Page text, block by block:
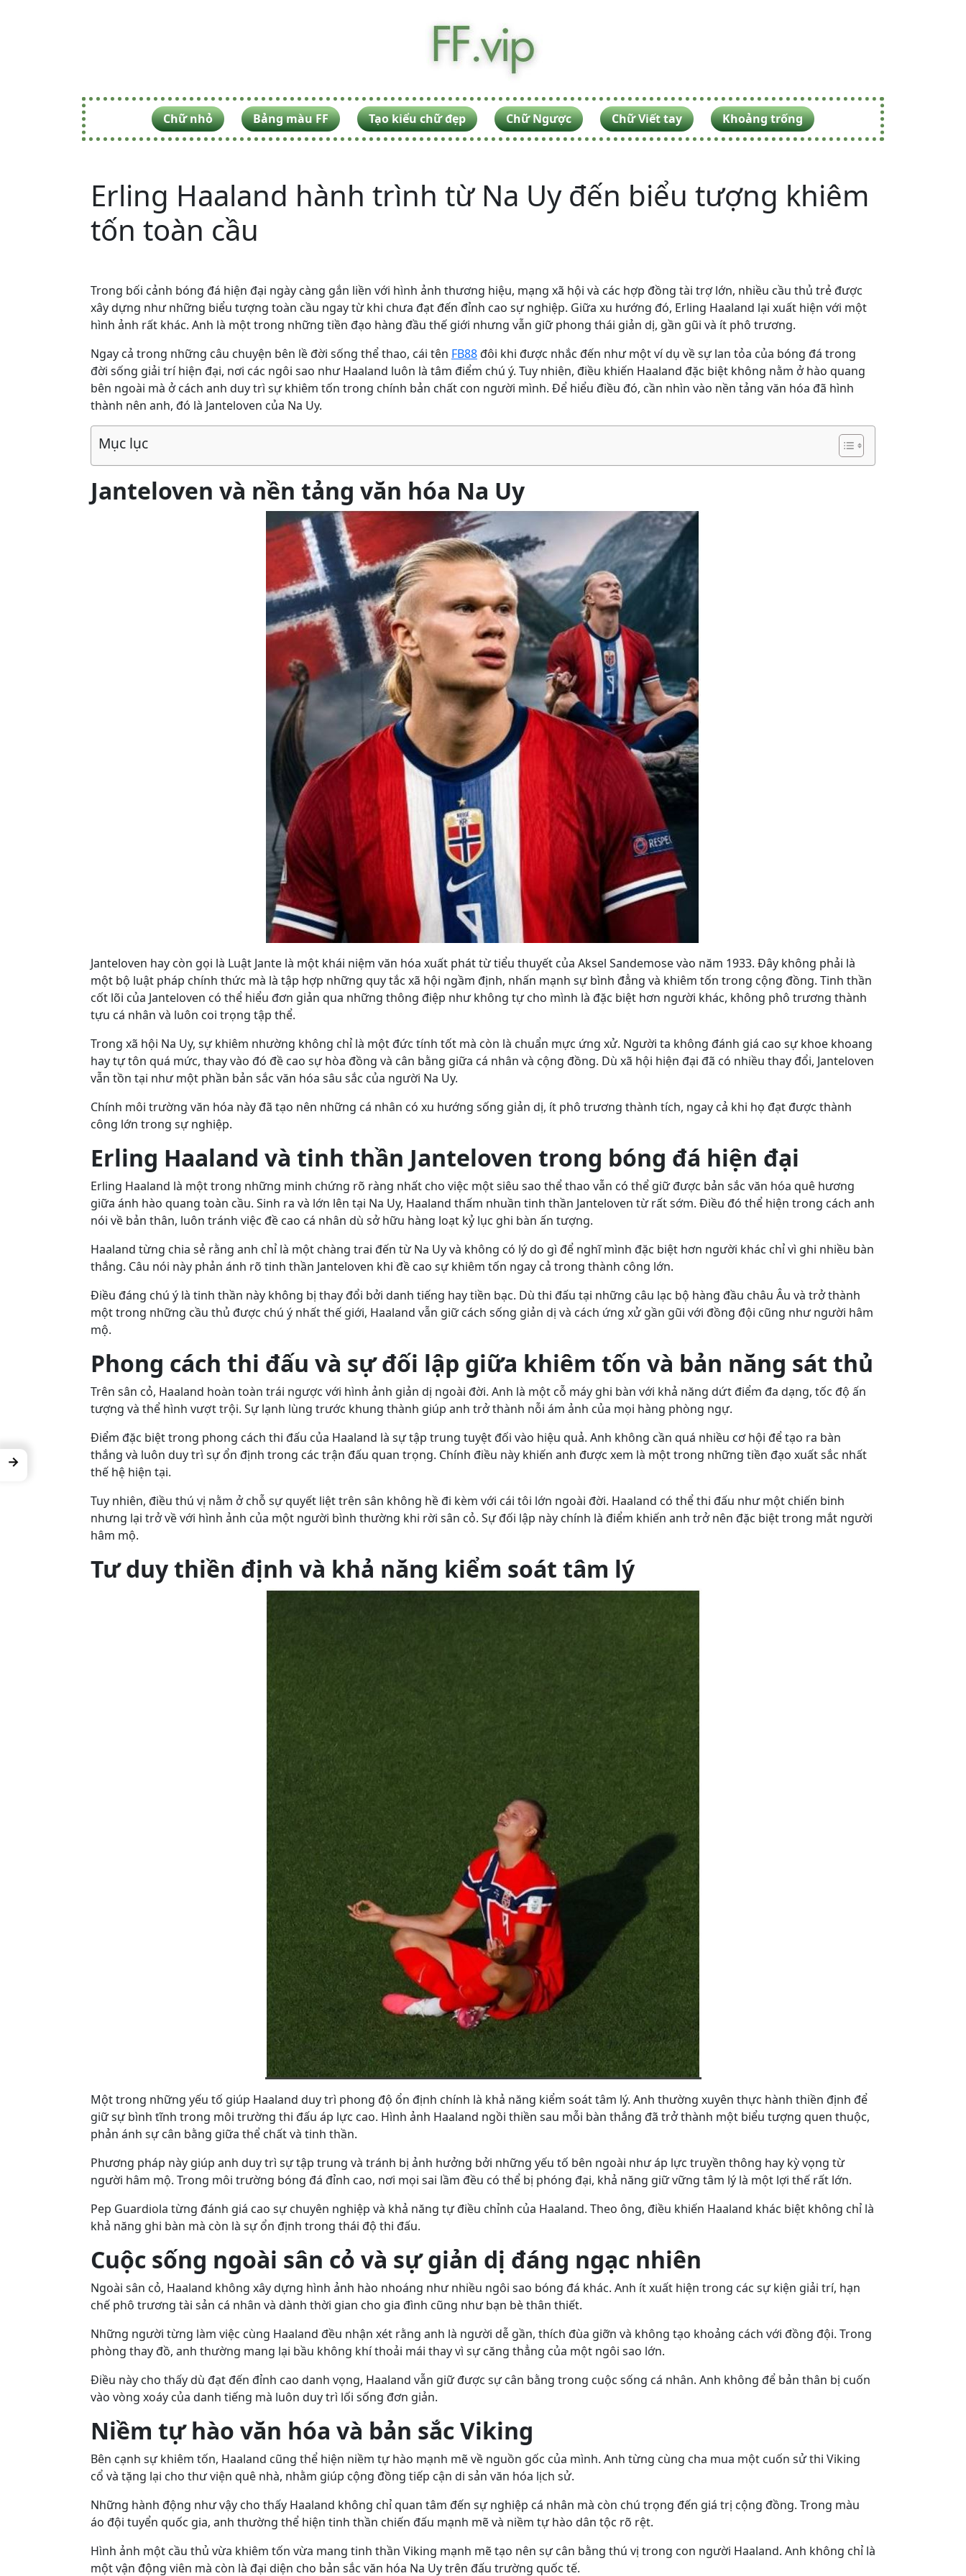
Chữ nhỏ Bảng màu FF Tạo kiểu chữ đẹp Chữ Ngược Chữ Viết tay Khoảng trống
Erling Haaland hành trình từ Na Uy đến biểu tượng khiêm
tốn toàn cầu
Trong bối cảnh bóng đá hiện đại ngày càng gắn liền với hình ảnh thương hiệu, mạng xã hội và các hợp đồng tài trợ lớn, nhiều cầu thủ trẻ được
xây dựng như những biểu tượng toàn cầu ngay từ khi chưa đạt đến đỉnh cao sự nghiệp. Giữa xu hướng đó, Erling Haaland lại xuất hiện với một
hình ảnh rất khác. Anh là một trong những tiền đạo hàng đầu thế giới nhưng vẫn giữ phong thái giản dị, gần gũi và ít phô trương.
Ngay cả trong những câu chuyện bên lề đời sống thể thao, cái tên FB88đôi khi được nhắc đến như một ví dụ về sự lan tỏa của bóng đá trong
đời sống giải trí hiện đại, nơi các ngôi sao như Haaland luôn là tâm điểm chú ý. Tuy nhiên, điều khiến Haaland đặc biệt không nằm ở hào quang
bên ngoài mà ở cách anh duy trì sự khiêm tốn trong chính bản chất con người mình. Để hiểu điều đó, cần nhìn vào nền tảng văn hóa đã hình
thành nên anh, đó là Janteloven của Na Uy.
Mục lục
Janteloven và nền tảng văn hóa Na Uy
Janteloven hay còn gọi là Luật Jante là một khái niệm văn hóa xuất phát từ tiểu thuyết của Aksel Sandemose vào năm 1933. Đây không phải là
một bộ luật pháp chính thức mà là tập hợp những quy tắc xã hội ngầm định, nhấn mạnh sự bình đẳng và khiêm tốn trong cộng đồng. Tinh thần
cốt lõi của Janteloven có thể hiểu đơn giản qua những thông điệp như không tự cho mình là đặc biệt hơn người khác, không phô trương thành
tựu cá nhân và luôn coi trọng tập thể.
Trong xã hội Na Uy, sự khiêm nhường không chỉ là một đức tính tốt mà còn là chuẩn mực ứng xử. Người ta không đánh giá cao sự khoe khoang
hay tự tôn quá mức, thay vào đó đề cao sự hòa đồng và cân bằng giữa cá nhân và cộng đồng. Dù xã hội hiện đại đã có nhiều thay đổi, Janteloven
vẫn tồn tại như một phần bản sắc văn hóa sâu sắc của người Na Uy.
Chính môi trường văn hóa này đã tạo nên những cá nhân có xu hướng sống giản dị, ít phô trương thành tích, ngay cả khi họ đạt được thành
công lớn trong sự nghiệp.
Erling Haaland và tinh thần Janteloven trong bóng đá hiện đại
Erling Haaland là một trong những minh chứng rõ ràng nhất cho việc một siêu sao thể thao vẫn có thể giữ được bản sắc văn hóa quê hương
giữa ánh hào quang toàn cầu. Sinh ra và lớn lên tại Na Uy, Haaland thấm nhuần tinh thần Janteloven từ rất sớm. Điều đó thể hiện trong cách anh
nói về bản thân, luôn tránh việc đề cao cá nhân dù sở hữu hàng loạt kỷ lục ghi bàn ấn tượng.
Haaland từng chia sẻ rằng anh chỉ là một chàng trai đến từ Na Uy và không có lý do gì để nghĩ mình đặc biệt hơn người khác chỉ vì ghi nhiều bàn
thắng. Câu nói này phản ánh rõ tinh thần Janteloven khi đề cao sự khiêm tốn ngay cả trong thành công lớn.
Điều đáng chú ý là tinh thần này không bị thay đổi bởi danh tiếng hay tiền bạc. Dù thi đấu tại những câu lạc bộ hàng đầu châu Âu và trở thành
một trong những cầu thủ được chú ý nhất thế giới, Haaland vẫn giữ cách sống giản dị và cách ứng xử gần gũi với đồng đội cũng như người hâm
mộ.
Phong cách thi đấu và sự đối lập giữa khiêm tốn và bản năng sát thủ
Trên sân cỏ, Haaland hoàn toàn trái ngược với hình ảnh giản dị ngoài đời. Anh là một cỗ máy ghi bàn với khả năng dứt điểm đa dạng, tốc độ ấn
tượng và thể hình vượt trội. Sự lạnh lùng trước khung thành giúp anh trở thành nỗi ám ảnh của mọi hàng phòng ngự.
Điểm đặc biệt trong phong cách thi đấu của Haaland là sự tập trung tuyệt đối vào hiệu quả. Anh không cần quá nhiều cơ hội để tạo ra bàn
thắng và luôn duy trì sự ổn định trong các trận đấu quan trọng. Chính điều này khiến anh được xem là một trong những tiền đạo xuất sắc nhất
thế hệ hiện tại.
Tuy nhiên, điều thú vị nằm ở chỗ sự quyết liệt trên sân không hề đi kèm với cái tôi lớn ngoài đời. Haaland có thể thi đấu như một chiến binh
nhưng lại trở về với hình ảnh của một người bình thường khi rời sân cỏ. Sự đối lập này chính là điểm khiến anh trở nên đặc biệt trong mắt người
hâm mộ.
Tư duy thiền định và khả năng kiểm soát tâm lý
Một trong những yếu tố giúp Haaland duy trì phong độ ổn định chính là khả năng kiểm soát tâm lý. Anh thường xuyên thực hành thiền định để
giữ sự bình tĩnh trong môi trường thi đấu áp lực cao. Hình ảnh Haaland ngồi thiền sau mỗi bàn thắng đã trở thành một biểu tượng quen thuộc,
phản ánh sự cân bằng giữa thể chất và tinh thần.
Phương pháp này giúp anh duy trì sự tập trung và tránh bị ảnh hưởng bởi những yếu tố bên ngoài như áp lực truyền thông hay kỳ vọng từ
người hâm mộ. Trong môi trường bóng đá đỉnh cao, nơi mọi sai lầm đều có thể bị phóng đại, khả năng giữ vững tâm lý là một lợi thế rất lớn.
Pep Guardiola từng đánh giá cao sự chuyên nghiệp và khả năng tự điều chỉnh của Haaland. Theo ông, điều khiến Haaland khác biệt không chỉ là
khả năng ghi bàn mà còn là sự ổn định trong thái độ thi đấu.
Cuộc sống ngoài sân cỏ và sự giản dị đáng ngạc nhiên
Ngoài sân cỏ, Haaland không xây dựng hình ảnh hào nhoáng như nhiều ngôi sao bóng đá khác. Anh ít xuất hiện trong các sự kiện giải trí, hạn
chế phô trương tài sản cá nhân và dành thời gian cho gia đình cũng như bạn bè thân thiết.
Những người từng làm việc cùng Haaland đều nhận xét rằng anh là người dễ gần, thích đùa giỡn và không tạo khoảng cách với đồng đội. Trong
phòng thay đồ, anh thường mang lại bầu không khí thoải mái thay vì sự căng thẳng của một ngôi sao lớn.
Điều này cho thấy dù đạt đến đỉnh cao danh vọng, Haaland vẫn giữ được sự cân bằng trong cuộc sống cá nhân. Anh không để bản thân bị cuốn
vào vòng xoáy của danh tiếng mà luôn duy trì lối sống đơn giản.
Niềm tự hào văn hóa và bản sắc Viking
Bên cạnh sự khiêm tốn, Haaland cũng thể hiện niềm tự hào mạnh mẽ về nguồn gốc của mình. Anh từng cùng cha mua một cuốn sử thi Viking
cổ và tặng lại cho thư viện quê nhà, nhằm giúp cộng đồng tiếp cận di sản văn hóa lịch sử.
Những hành động như vậy cho thấy Haaland không chỉ quan tâm đến sự nghiệp cá nhân mà còn chú trọng đến giá trị cộng đồng. Trong màu
áo đội tuyển quốc gia, anh thường thể hiện tinh thần chiến đấu mạnh mẽ và niềm tự hào dân tộc rõ rệt.
Hình ảnh một cầu thủ vừa khiêm tốn vừa mang tinh thần Viking mạnh mẽ tạo nên sự cân bằng thú vị trong con người Haaland. Anh không chỉ là
một vận động viên mà còn là đại diện cho bản sắc văn hóa Na Uy trên đấu trường quốc tế.
→